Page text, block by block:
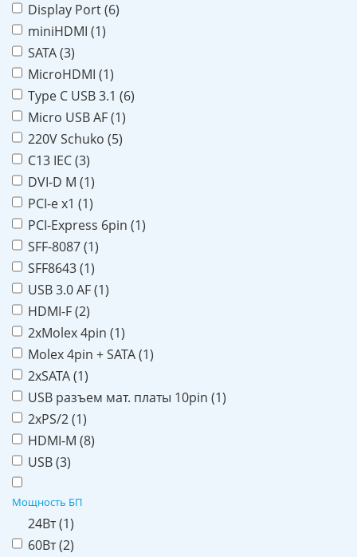
Display Port (6)
miniHDMI (1)
SATA (3)
MicroHDMI (1)
Type C USB 3.1 (6)
Micro USB AF (1)
220V Schuko (5)
C13 IEC (3)
DVI-D M (1)
PCI-e x1 (1)
PCI-Express 6pin (1)
SFF-8087 (1)
SFF8643 (1)
USB 3.0 AF (1)
HDMI-F (2)
2xMolex 4pin (1)
Molex 4pin + SATA (1)
2xSATA (1)
USB разъем мат. платы 10pin (1)
2хPS/2 (1)
HDMI-M (8)
USB (3)
Мощность БП
24Вт (1)
60Вт (2)